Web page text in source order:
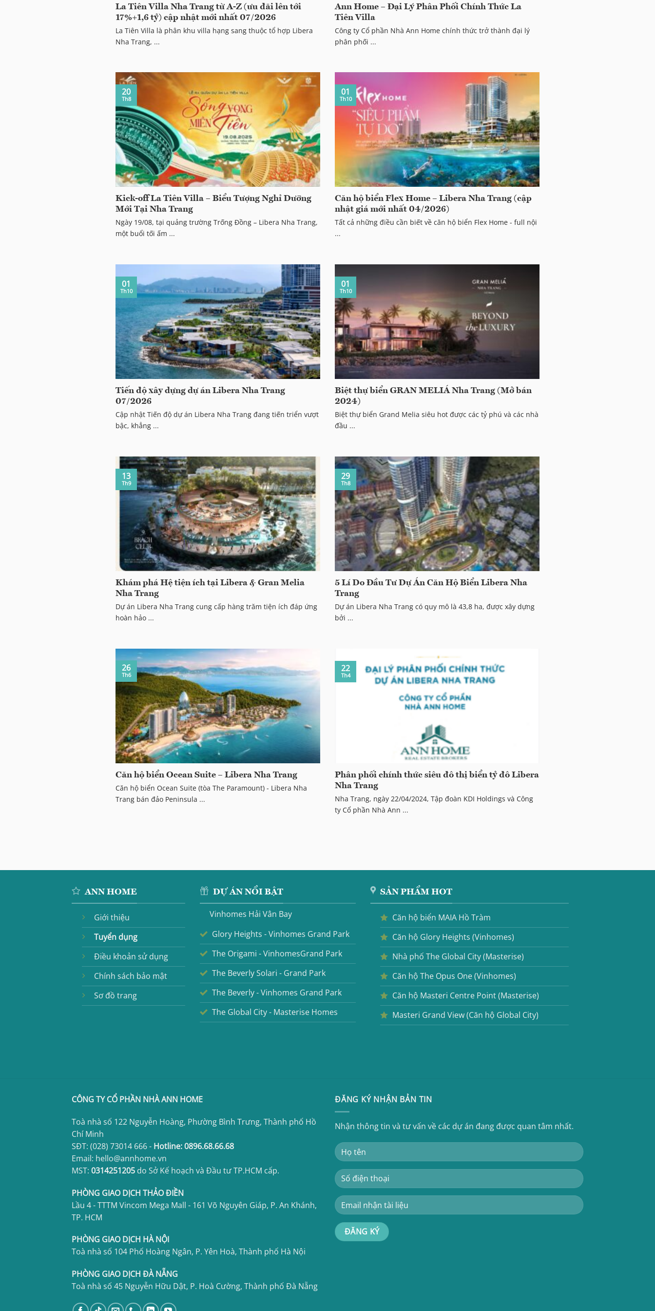
La Tiên Villa Nha Trang từ A-Z (ưu đãi lên tới
17%+1,6 tỷ) cập nhật mới nhất 07/2026
La Tiên Villa là phân khu villa hạng sang thuộc tổ hợp Libera
Nha Trang, ...
Ann Home – Đại Lý Phân Phối Chính Thức La
Tiên Villa
Công ty Cổ phần Nhà Ann Home chính thức trở thành đại lý
phân phối ...
Kick-off La Tiên Villa – Biểu Tượng Nghỉ Dưỡng
Mới Tại Nha Trang
Ngày 19/08, tại quảng trường Trống Đồng – Libera Nha Trang,
một buổi tối ấm ...
20
Th8
Căn hộ biển Flex Home – Libera Nha Trang (cập
nhật giá mới nhất 04/2026)
Tất cả những điều cần biết về căn hộ biển Flex Home - full nội
...
01
Th10
Tiến độ xây dựng dự án Libera Nha Trang
07/2026
Cập nhật Tiến độ dự án Libera Nha Trang đang tiến triển vượt
bậc, khẳng ...
01
Th10
Biệt thự biển GRAN MELIÁ Nha Trang (Mở bán
2024)
Biệt thự biển Grand Melia siêu hot được các tỷ phú và các nhà
đầu ...
01
Th10
Khám phá Hệ tiện ích tại Libera & Gran Melia
Nha Trang
Dự án Libera Nha Trang cung cấp hàng trăm tiện ích đáp ứng
hoàn hảo ...
13
Th9
5 Lí Do Đầu Tư Dự Án Căn Hộ Biển Libera Nha
Trang
Dự án Libera Nha Trang có quy mô là 43,8 ha, được xây dựng
bởi ...
29
Th8
Căn hộ biển Ocean Suite – Libera Nha Trang
Căn hộ biển Ocean Suite (tòa The Paramount) - Libera Nha
Trang bán đảo Peninsula ...
26
Th6
Phân phối chính thức siêu đô thị biển tỷ đô Libera
Nha Trang
Nha Trang, ngày 22/04/2024, Tập đoàn KDI Holdings và Công
ty Cổ phần Nhà Ann ...
22
Th4
ANN HOME
Giới thiệu
Tuyển dụng
Điều khoản sử dụng
Chính sách bảo mật
Sơ đồ trang
DỰ ÁN NỔI BẬT
Vinhomes Hải Vân Bay
Glory Heights - Vinhomes Grand Park
The Origami - VinhomesGrand Park
The Beverly Solari - Grand Park
The Beverly - Vinhomes Grand Park
The Global City - Masterise Homes
SẢN PHẨM HOT
Căn hộ biển MAIA Hồ Tràm
Căn hộ Glory Heights (Vinhomes)
Nhà phố The Global City (Masterise)
Căn hộ The Opus One (Vinhomes)
Căn hộ Masteri Centre Point (Masterise)
Masteri Grand View (Căn hộ Global City)
CÔNG TY CỔ PHẦN NHÀ ANN HOME
Toà nhà số 122 Nguyễn Hoàng, Phường Bình Trưng, Thành phố Hồ
Chí Minh
SĐT: (028) 73014 666- Hotline:0896.68.66.68
Email: hello@annhome.vn
MST: 0314251205 do Sở Kế hoạch và Đầu tư TP.HCM cấp.
PHÒNG GIAO DỊCH THẢO ĐIỀN
Lầu 4 - TTTM Vincom Mega Mall - 161 Võ Nguyên Giáp, P. An Khánh,
TP. HCM
PHÒNG GIAO DỊCH HÀ NỘI
Toà nhà số 104 Phố Hoàng Ngân, P. Yên Hoà, Thành phố Hà Nội
PHÒNG GIAO DỊCH ĐÀ NẴNG
Toà nhà số 45 Nguyễn Hữu Dật, P. Hoà Cường, Thành phố Đà Nẵng
ĐĂNG KÝ NHẬN BẢN TIN
Nhận thông tin và tư vấn về các dự án đang được quan tâm nhất.